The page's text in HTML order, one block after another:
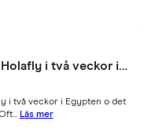
i två veckor i…
i två veckor i Egypten o det
Läs mer